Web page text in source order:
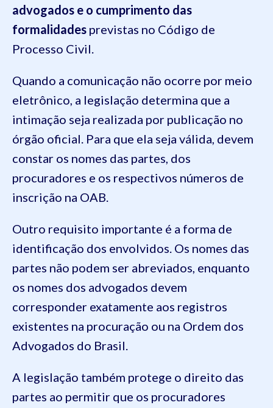
advogados e o cumprimento das
formalidades previstas no Código de
Processo Civil.
Quando a comunicação não ocorre por meio
eletrônico, a legislação determina que a
intimação seja realizada por publicação no
órgão oficial. Para que ela seja válida, devem
constar os nomes das partes, dos
procuradores e os respectivos números de
inscrição na OAB.
Outro requisito importante é a forma de
identificação dos envolvidos. Os nomes das
partes não podem ser abreviados, enquanto
os nomes dos advogados devem
corresponder exatamente aos registros
existentes na procuração ou na Ordem dos
Advogados do Brasil.
A legislação também protege o direito das
partes ao permitir que os procuradores